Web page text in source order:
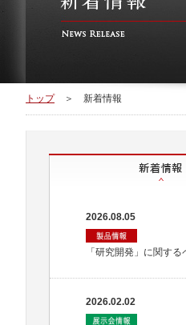
トップ ＞ 新着情報
2026.08.05
「研究開発」に関す
2026.02.02